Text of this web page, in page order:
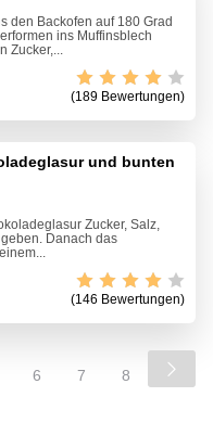
den Backofen auf 180 Grad
ins Muffinsblech
Zucker,...
(189 Bewertungen)
und bunten
Zucker, Salz,
Danach das
(146 Bewertungen)
6 7 8